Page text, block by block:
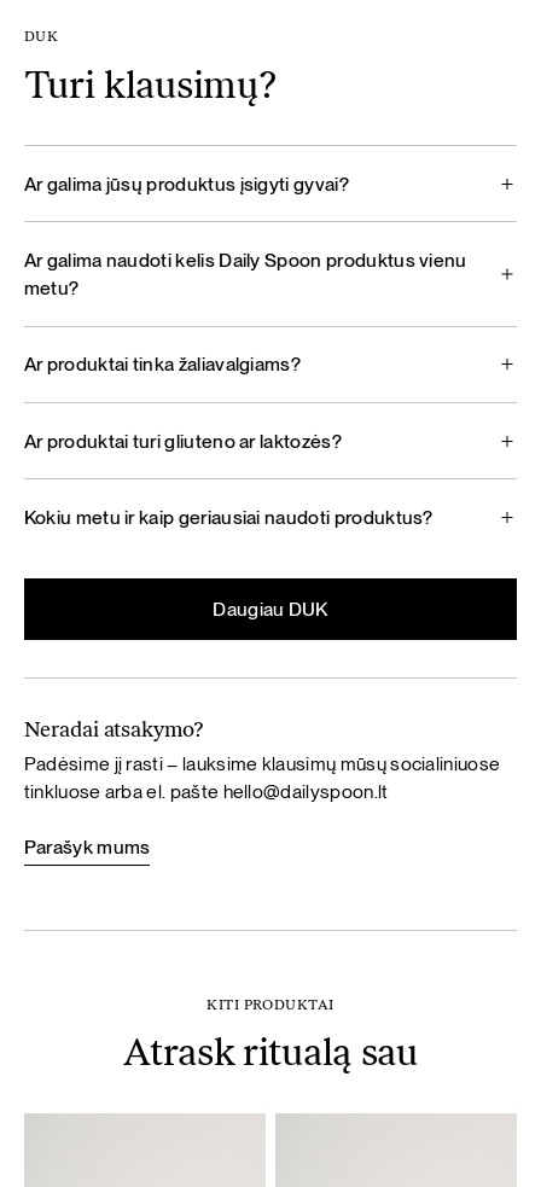
DUK
Turi klausimų?
Ar galima jūsų produktus įsigyti gyvai?
Ar galima naudoti kelis Daily Spoon produktus vienu
metu?
Ar produktai tinka žaliavalgiams?
Ar produktai turi gliuteno ar laktozės?
Kokiu metu ir kaip geriausiai naudoti produktus?
Daugiau DUK
Neradai atsakymo?
Padėsime jį rasti – lauksime klausimų mūsų socialiniuose
tinkluose arba el. pašte hello@dailyspoon.lt
Parašyk mums
KITI PRODUKTAI
Atrask ritualą sau